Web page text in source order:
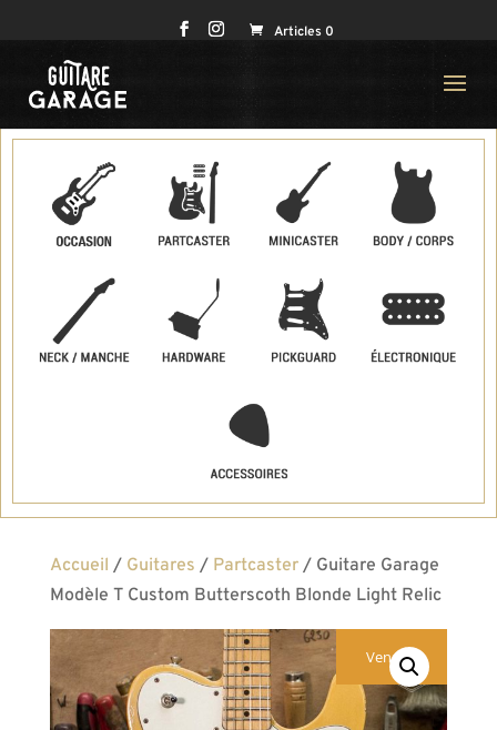
Articles 0
Accueil / Guitares / Partcaster/ Guitare Garage
Modèle T Custom Butterscoth Blonde Light Relic
Vendue